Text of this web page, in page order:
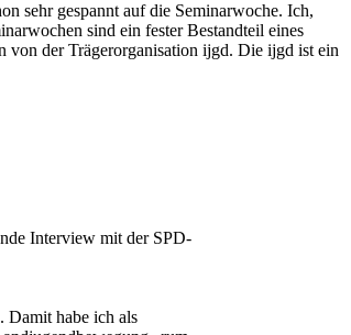
sehr gespannt auf die Seminarwoche. Ich,
sind ein fester Bestandteil eines
von der Trägerorganisation ijgd. Die ijgd ist ein
Interview mit der SPD-
Damit habe ich als